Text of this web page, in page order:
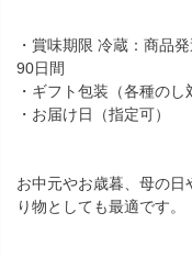
・賞味期限 冷蔵：商品
90日間
・ギフト包装（各種のし
・お届け日（指定可）
お中元やお歳暮、母の
り物としても最適です。